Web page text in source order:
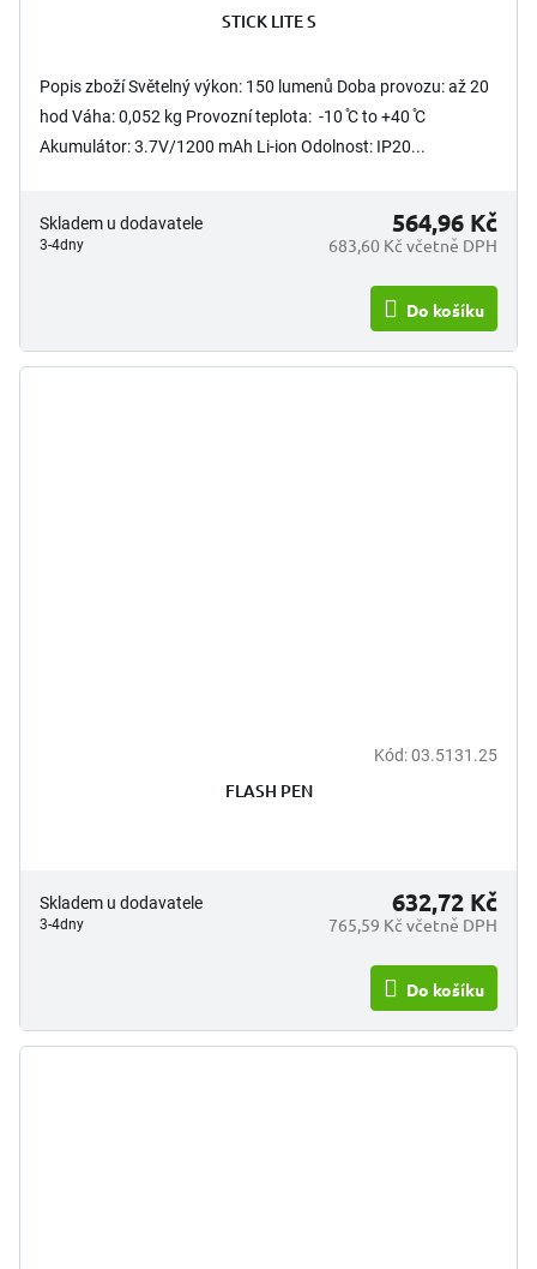
STICK LITE S
Popis zboží Světelný výkon: 150 lumenů Doba provozu: až 20
hod Váha: 0,052 kg Provozní teplota: -10 ̊C to +40 ̊C
Akumulátor: 3.7V/1200 mAh Li-ion Odolnost: IP20...
Skladem u dodavatele
3-4dny 683,60 Kč včetně DPH
564,96 Kč
Do košíku
Kód:03.5131.25
FLASH PEN
Skladem u dodavatele
3-4dny 765,59 Kč včetně DPH
632,72 Kč
Do košíku